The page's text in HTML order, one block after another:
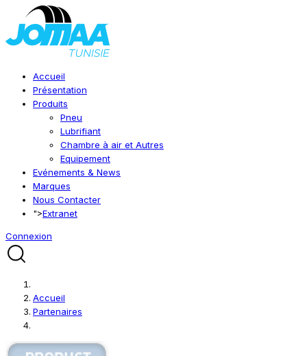
Accueil
Présentation
Produits
Pneu
Lubrifiant
Chambre à air et Autres
Equipement
Evénements & News
Marques
Nous Contacter
">Extranet
Connexion
Accueil
Partenaires